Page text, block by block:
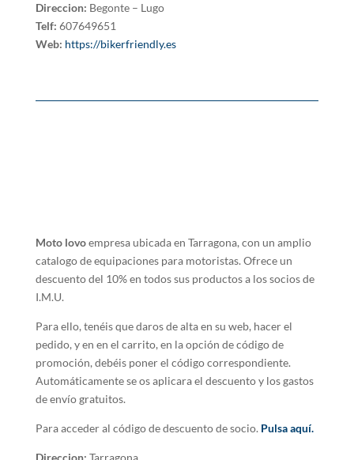
Direccion: Begonte – Lugo
Telf: 607649651
Web: https://bikerfriendly.es
Moto lovoempresa ubicada en Tarragona, con un amplio
catalogo de equipaciones para motoristas. Ofrece un
descuento del 10% en todos sus productos a los socios de
I.M.U.
Para ello, tenéis que daros de alta en su web, hacer el
pedido, y en en el carrito, en la opción de código de
promoción, debéis poner el código correspondiente.
Automáticamente se os aplicara el descuento y los gastos
de envío gratuitos.
Para acceder al código de descuento de socio. Pulsa aquí.